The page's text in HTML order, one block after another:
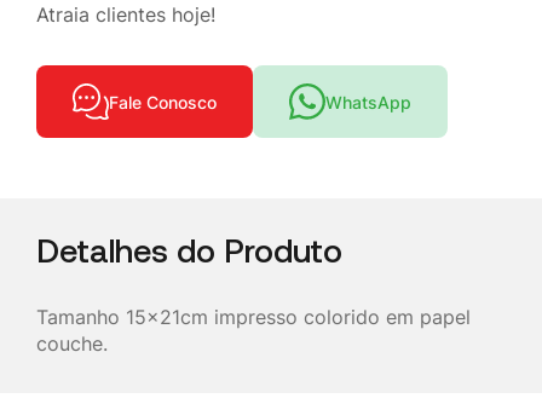
Atraia clientes hoje!
Fale Conosco WhatsApp
Detalhes do Produto
Tamanho 15x21cm impresso colorido em papel
couche.